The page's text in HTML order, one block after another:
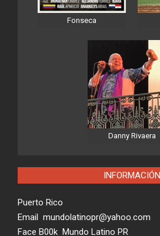
Fonseca
Danny Rivaera
INFORMACIÓN
Puerto Rico
Email mundolatinopr@yahoo.com
Face B00k Mundo Latino PR